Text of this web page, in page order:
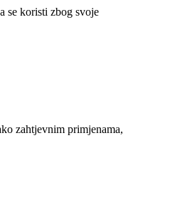
se koristi zbog svoje
zahtjevnim primjenama,